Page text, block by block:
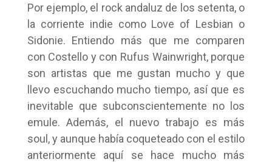
Por ejemplo, el rock andaluz de los setenta, o
la corriente indie como Love of Lesbian o
Sidonie. Entiendo más que me comparen
con Costello y con Rufus Wainwright, porque
son artistas que me gustan mucho y que
llevo escuchando mucho tiempo, así que es
inevitable que subconscientemente no los
emule. Además, el nuevo trabajo es más
soul, y aunque había coqueteado con el estilo
anteriormente aquí se hace mucho más